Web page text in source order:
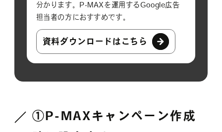
分かります。P-MAXを運用するGoogle広告
担当者の方におすすめです。
資料ダウンロードはこちら
①P-MAXキャンペーン作成